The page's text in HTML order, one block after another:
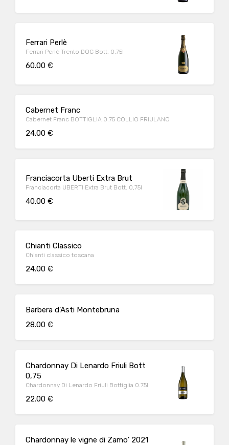
Ferrari Perlè
Ferrari Perlè Trento DOC Bott. 0,75l
60.00 €
Cabernet Franc
Cabernet Franc BOTTIGLIA 0.75 COLLIO FRIULANO
24.00 €
Franciacorta Uberti Extra Brut
Franciacorta UBERTI Extra Brut Bott. 0,75l
40.00 €
Chianti Classico
Chianti classico toscana
24.00 €
Barbera d'Asti Montebruna
28.00 €
Chardonnay Di Lenardo Friuli Bott
0,75
Chardonnay Di Lenardo Friuli Bottiglia 0.75l
22.00 €
Chardonnay le vigne di Zamo' 2021